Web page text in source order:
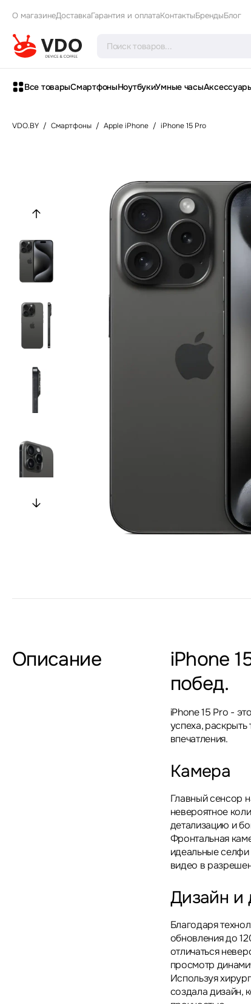
О магазинеДоставкаГарантия и оплатаКонтактыБрендыБлог
Все товарыСмартфоныНоутбукиУмные часы
VDO.BY / Смартфоны / Apple iPhone / iPhone 15 Pro
Описание
iPhone
побед.
iPhone 15 Pro -
успеха,
впечатления.
Камера
Главный сенсор
невероятное
детализацию и
Фронтальная
идеальные
видео в
Дизайн и
Благодаря
обновления до
отличаться
просмотр
Используя
создала дизайн,